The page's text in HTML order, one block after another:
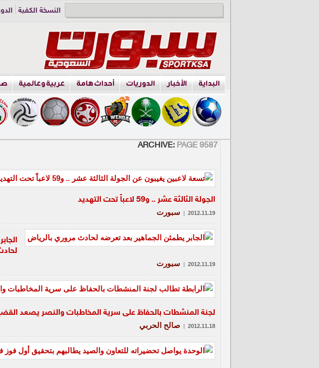
النسخة الكفية
البداية الأخبار الدوريات أحداث هامة عربية وعالمية
ARCHIVE: PAGE 9587
الجولة الثالثة عشر .. و59 لاعباً تحت التهديد
2012.11.19
| سبورت
2012.11.19
| سبورت
لجنة المنشطات بالحفاظ على سرية المخاطبات والنصر يصعد
2012.11.18
| صالح الحربي